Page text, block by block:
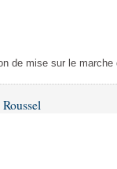
de mise sur le